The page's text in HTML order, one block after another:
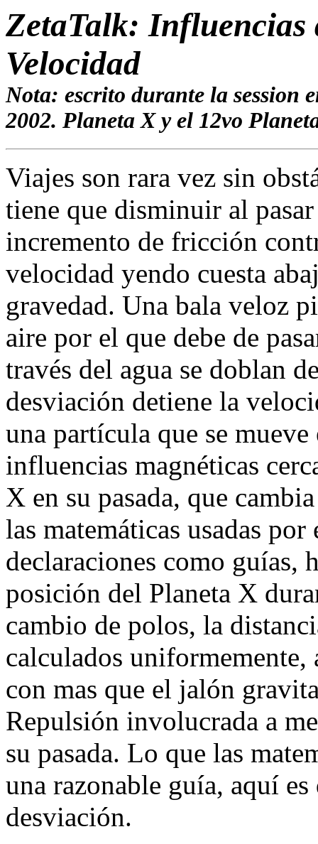
ZetaTalk: Influencias
Velocidad
Nota: escrito durante la session
2002. Planeta X y el 12vo
Viajes son rara vez sin
tiene que disminuir al
incremento de fricción
velocidad yendo cuesta
gravedad. Una bala veloz
aire por el que debe de
través del agua se doblan
desviación detiene la
una partícula que se
influencias magnéticas
X en su pasada, que
las matemáticas usadas
declaraciones como guías,
posición del Planeta X
cambio de polos, la
calculados uniformemente,
con mas que el jalón
Repulsión involucrada a
su pasada. Lo que las
una razonable guía, aquí
desviación.